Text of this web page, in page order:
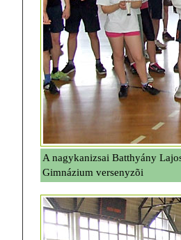
A nagykanizsai Batthyány
Gimnázium versenyzõi